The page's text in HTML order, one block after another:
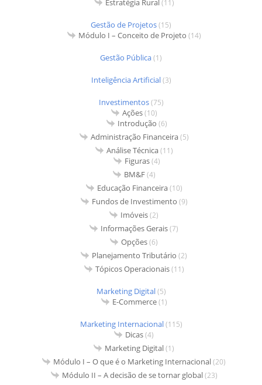
Estratégia Rural(11)
Gestão de Projetos(15)
Módulo I – Conceito de Projeto (14)
Gestão Pública(1)
Inteligência Artificial(3)
Investimentos(75)
Ações(10)
Introdução (6)
Administração Financeira(5)
Análise Técnica(11)
Figuras(4)
BM&F(4)
Educação Financeira(10)
Fundos de Investimento (9)
Imóveis(2)
Informações Gerais(7)
Opções(6)
Planejamento Tributário (2)
Tópicos Operacionais(11)
Marketing Digital(5)
E-Commerce(1)
Marketing Internacional(115)
Dicas(4)
Marketing Digital(1)
Módulo I – O que é o Marketing Internacional(20)
Módulo II – A decisão de se tornar global(23)